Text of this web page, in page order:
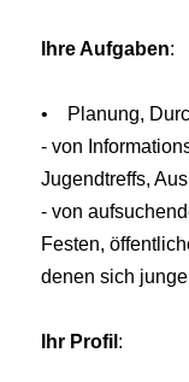
Ihre Aufgaben:
• Planung,
- von
Jugendtreffs,
- von
Festen,
denen sich
Ihr Profil :